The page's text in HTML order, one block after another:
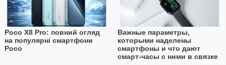
Poco X8 Pro: повний огляд
на популярні смартфони
Poco
Важные параметры,
которыми наделены
смартфоны и что дают
смарт-часы с ними в связке